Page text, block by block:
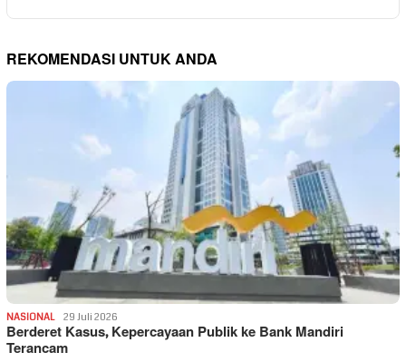
REKOMENDASI UNTUK ANDA
NASIONAL 29 Juli 2026
Berderet Kasus, Kepercayaan Publik ke Bank Mandiri
Terancam